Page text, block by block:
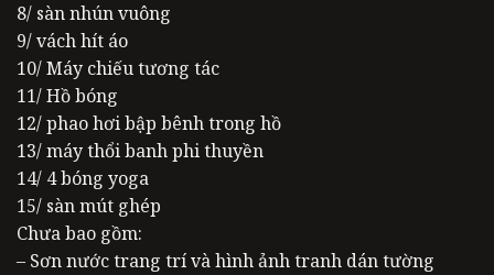
8/ sàn nhún vuông
9/ vách hít áo
10/ Máy chiếu tương tác
11/ Hồ bóng
12/ phao hơi bập bênh trong hồ
13/ máy thổi banh phi thuyền
14/ 4 bóng yoga
15/ sàn mút ghép
Chưa bao gồm:
– Sơn nước trang trí và hình ảnh tranh dán tường